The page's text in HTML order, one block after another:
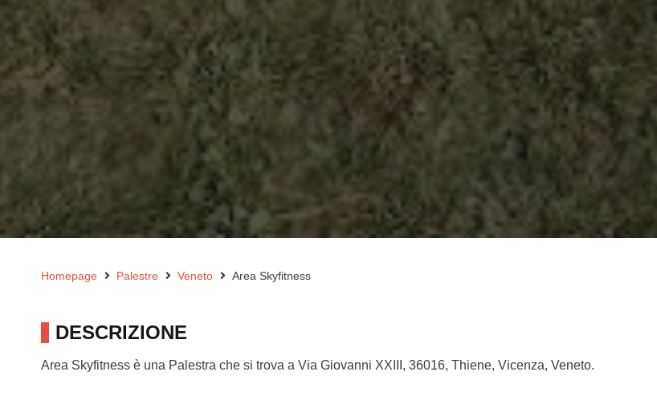
Homepage Palestre Veneto Area Skyfitness
DESCRIZIONE
Area Skyfitness è una Palestra che si trova a Via Giovanni XXIII, 36016, Thiene, Vicenza, Veneto.